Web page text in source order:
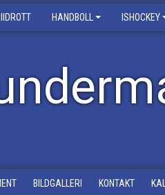
HANDBOLL ISHOCKEY
BILDGALLERI KONTAKT